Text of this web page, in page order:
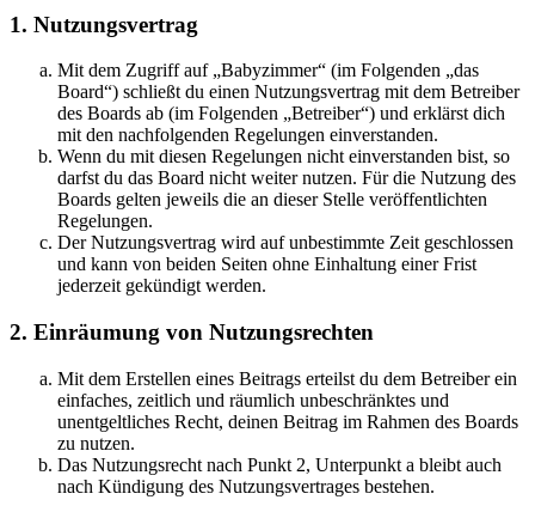
1. Nutzungsvertrag
Mit dem Zugriff auf „Babyzimmer“ (im Folgenden „das
Board“) schließt du einen Nutzungsvertrag mit dem Betreiber
des Boards ab (im Folgenden „Betreiber“) und erklärst dich
mit den nachfolgenden Regelungen einverstanden.
Wenn du mit diesen Regelungen nicht einverstanden bist, so
darfst du das Board nicht weiter nutzen. Für die Nutzung des
Boards gelten jeweils die an dieser Stelle veröffentlichten
Regelungen.
Der Nutzungsvertrag wird auf unbestimmte Zeit geschlossen
und kann von beiden Seiten ohne Einhaltung einer Frist
jederzeit gekündigt werden.
2. Einräumung von Nutzungsrechten
Mit dem Erstellen eines Beitrags erteilst du dem Betreiber ein
einfaches, zeitlich und räumlich unbeschränktes und
unentgeltliches Recht, deinen Beitrag im Rahmen des Boards
zu nutzen.
Das Nutzungsrecht nach Punkt 2, Unterpunkt a bleibt auch
nach Kündigung des Nutzungsvertrages bestehen.